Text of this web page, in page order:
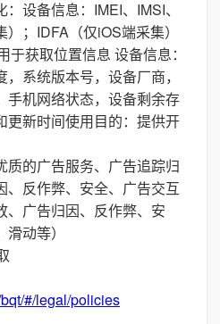
设备信息：IMEI、IMSI、
；IDFA（仅iOS端采集）
获取位置信息 设备信息：
系统版本号，设备厂商，
手机网络状态，设备剩余存
更新时间使用目的：提供开
质的广告服务、广告追踪归
、反作弊、安全、广告交互
、广告归因、反作弊、安
动等）
#/legal/policies